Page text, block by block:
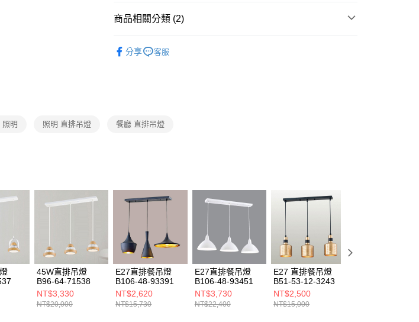
／ATM／網路銀行／等多元方式進行付款，方視為交易完成。
先享後付繳納相關費用。
交易，需依本服務之必要範圍內提供個人資料，並將交易相關給付款項請
４．使用「AFTEE先享後付」時，將依據個別帳號之用戶狀況，依本公司
即時審查核予不同之上限額度；若仍有額度不足之情形，本公司將視審查
結果請求用戶進行身份認證。
５．嚴禁一人註冊多個帳號或使用他人資訊註冊。若發現惡意使用之情
形，恩沛科技股份有限公司將有權停止該用戶之使用額度並採取法律行
動。
商品相關分類 (2)
分享 客服
照明 照明 直排吊燈 餐廳 直排吊燈
45W直排吊燈
B96-64-71538
NT$3,330
NT$20,000
E27直排餐吊燈
B106-48-93391
NT$2,620
NT$15,730
E27直排餐吊燈
B106-48-93451
NT$3,730
NT$22,400
E27 直排餐吊燈
B51-53-12-3243
NT$2,500
NT$15,000